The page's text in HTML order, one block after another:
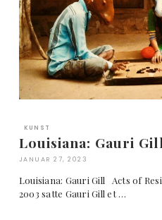
KUNST
Louisiana: Gauri Gill
JANUAR 27, 2023
Louisiana: Gauri Gill Acts of
2003 satte Gauri Gill et …